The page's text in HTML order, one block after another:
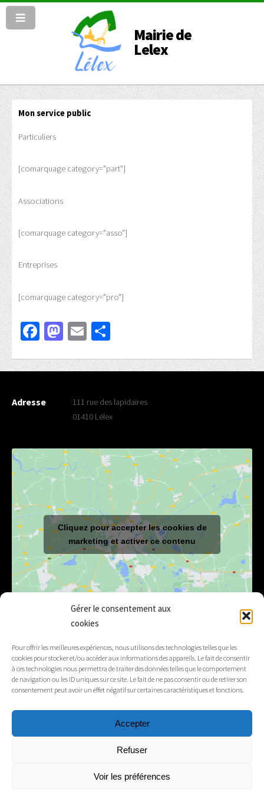
Gérer le consentement aux
cookies
Pour offrir les meilleures expériences, nous utilisons des technologies telles que les
cookies pour stocker et/ou accéder aux informations des appareils. Le fait de consentir
à ces technologies nous permettra de traiter des données telles que le comportement
de navigation ou les ID uniques sur ce site. Le fait de ne pas consentir ou de retirer son
consentement peut avoir un effet négatif sur certaines caractéristiques et fonctions.
Accepter
Refuser
Voir les préférences
Mairie de
Lelex
Mon service public
Particuliers
[comarquage category="part"]
Associations
[comarquage category="asso"]
Entreprises
[comarquage category="pro"]
Facebook
Mastodon
Email
Adresse
111 rue des lapidaires
01410 Lélex
Cliquez pour accepter les cookies de
marketing et activer ce contenu
Tél. 04 50 20 91 15
Mentions légales